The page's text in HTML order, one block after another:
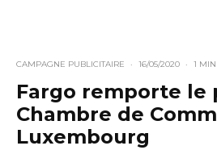
CAMPAGNE PUBLICITAIRE · 16/05/2020 · 1
Fargo remporte le
Chambre de
Luxembourg